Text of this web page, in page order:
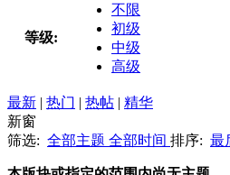
等级:
不限
初级
中级
高级
最新 | 热门 | 热帖 | 精华
新窗
筛选: 全部主题 全部时间 排序: 最